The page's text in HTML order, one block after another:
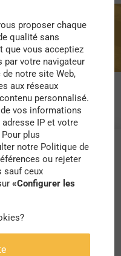
proposer chaque
qualité sans
que vous acceptiez
votre navigateur
notre site Web,
aux réseaux
personnalisé.
vos informations
IP et votre
plus
notre Politique de
ou rejeter
sauf ceux
«Configurer les